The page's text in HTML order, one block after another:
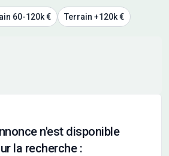
60-120k € Terrain +120k €
n'est disponible
la recherche :